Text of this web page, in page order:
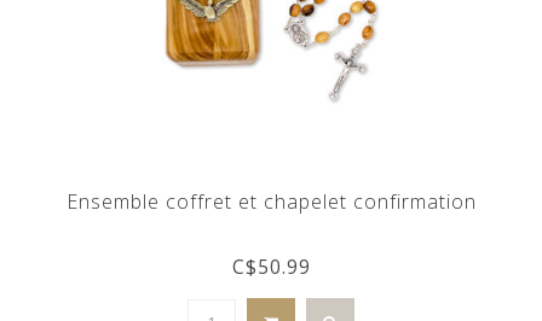
Ensemble coffret et chapelet confirmation
C$50.99